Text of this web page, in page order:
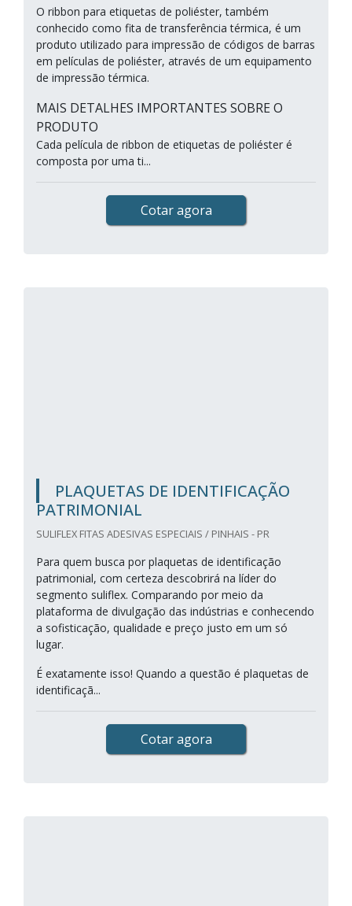
O ribbon para etiquetas de poliéster, também
conhecido como fita de transferência térmica, é um
produto utilizado para impressão de códigos de barras
em películas de poliéster, através de um equipamento
de impressão térmica.
MAIS DETALHES IMPORTANTES SOBRE O
PRODUTO
Cada película de ribbon de etiquetas de poliéster é
composta por uma ti...
Cotar agora
PLAQUETAS DE IDENTIFICAÇÃO
PATRIMONIAL
SULIFLEX FITAS ADESIVAS ESPECIAIS / PINHAIS - PR
Para quem busca por plaquetas de identificação
patrimonial, com certeza descobrirá na líder do
segmento suliflex. Comparando por meio da
plataforma de divulgação das indústrias e conhecendo
a sofisticação, qualidade e preço justo em um só
lugar.
É exatamente isso! Quando a questão é plaquetas de
identificaçã...
Cotar agora